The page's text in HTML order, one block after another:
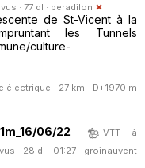
· 77 dl · beradilon
de St-Vicent à la
les Tunnels
culture-
· 27 km · D+1970 m
06/22
VTT à
· 28 dl · 01:27 · groinauvent